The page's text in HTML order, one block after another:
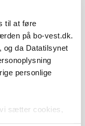
til at føre
på bo-vest.dk.
og da Datatilsynet
personlige
sætter cookies,
os, dels af
vil
overførsel via
underskrift på en
§ 11, stk.